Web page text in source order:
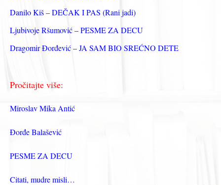
Danilo Kiš – DEČAK I PAS (Rani jadi)
Ljubivoje Ršumović – PESME ZA DECU
Dragomir Đorđević – JA SAM BIO SREĆNO DETE
Pročitajte više:
Miroslav Mika Antić
Đorđe Balašević
PESME ZA DECU
Citati, mudre misli…